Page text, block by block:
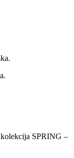
SPRING –